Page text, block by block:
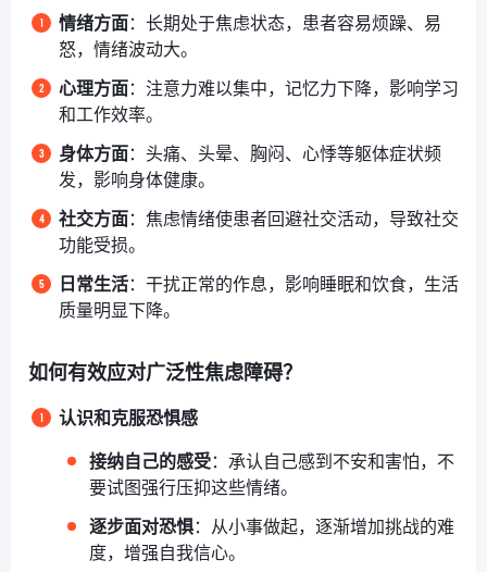
情绪方面：长期处于焦虑状态，患者容易烦躁、易
怒，情绪波动大。
心理方面：注意力难以集中，记忆力下降，影响学习
和工作效率。
身体方面：头痛、头晕、胸闷、心悸等躯体症状频
发，影响身体健康。
社交方面：焦虑情绪使患者回避社交活动，导致社交
功能受损。
日常生活：干扰正常的作息，影响睡眠和饮食，生活
质量明显下降。
如何有效应对广泛性焦虑障碍？
认识和克服恐惧感
接纳自己的感受：承认自己感到不安和害怕，不
要试图强行压抑这些情绪。
逐步面对恐惧：从小事做起，逐渐增加挑战的难
度，增强自我信心。